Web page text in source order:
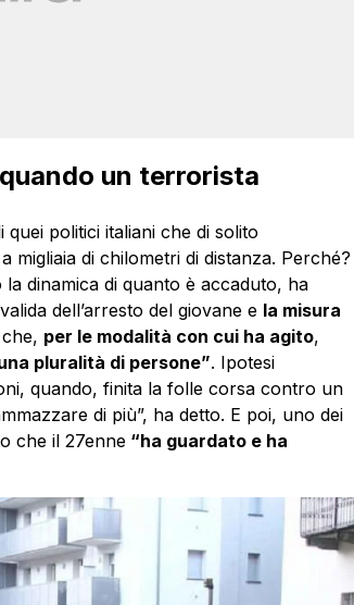
un terrorista
politici italiani che di solito
migliaia di chilometri di distanza. Perché?
dinamica di quanto è accaduto, ha
dell’arresto del giovane e la misura
per le modalità con cui ha agito,
pluralità di persone”. Ipotesi
quando, finita la folle corsa contro un
di più”, ha detto. E poi, uno dei
che il 27enne“ha guardato e ha